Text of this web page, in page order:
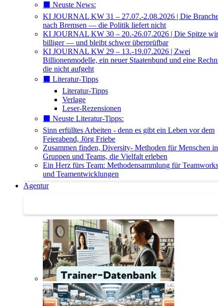
⬛️ Neuste News:
KI JOURNAL KW 31 – 27.07.-2.08.2026 | Die
nach Bremsen — die Politik liefert nicht
KI JOURNAL KW 30 – 20.-26.07.2026 | Die Spitze
billiger — und bleibt schwer überprüfbar
KI JOURNAL KW 29 – 13.-19.07.2026 | Zwei
Billionenmodelle, ein neuer Staatenbund und eine
die nicht aufgeht
⬛️ Literatur-Tipps
Literatur-Tipps
Verlage
Leser-Rezensionen
⬛️ Neuste Literatur-Tipps:
Sinn erfülltes Arbeiten - denn es gibt ein Leben vor dem
Feierabend, Jörg Friebe
Zusammen finden, Diversity- Methoden für Menschen in
Gruppen und Teams, die Vielfalt erleben
Ein Herz fürs Team: Methodensammlung für
und Teamentwicklungen
Agentur